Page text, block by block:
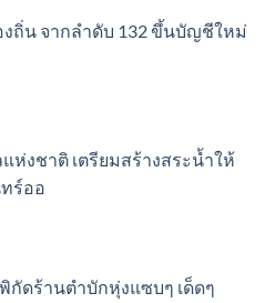
งถิ่น จากลำดับ 132 ขึ้นบัญชีใหม่
ห่งชาติ เตรียมสร้างสระน้ำให้
ร์ออ
กัดร้านตำบักหุ่งแซบๆ เด็ดๆ